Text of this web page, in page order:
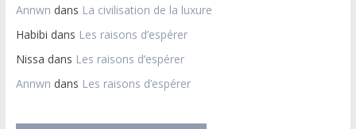
Annwn dans La civilisation de la luxure
Habibi dans Les raisons d’espérer
Nissa dans Les raisons d’espérer
Annwn dans Les raisons d’espérer